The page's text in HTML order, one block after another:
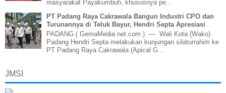
masyarakat Payakumbuh, khususnya pe...
PT Padang Raya Cakrawala Bangun Industri CPO dan
Turunannya di Teluk Bayur, Hendri Septa Apresiasi
PADANG ( GemaMedia net.com ) — Wali Kota (Wako)
Padang Hendri Septa melakukan kunjungan silaturrahim ke
PT Padang Raya Cakrawala (Apical G...
JMSI